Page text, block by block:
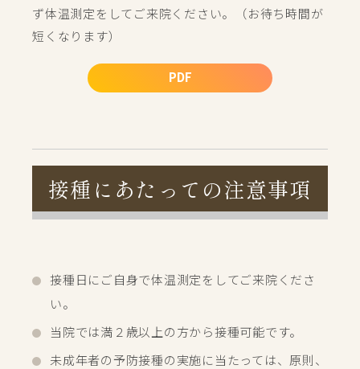
ず体温測定をしてご来院ください。（お待ち時間が
短くなります）
PDF
接種にあたっての注意事項
接種日にご自身で体温測定をしてご来院くださ
い。
当院では満２歳以上の方から接種可能です。
未成年者の予防接種の実施に当たっては、原則、